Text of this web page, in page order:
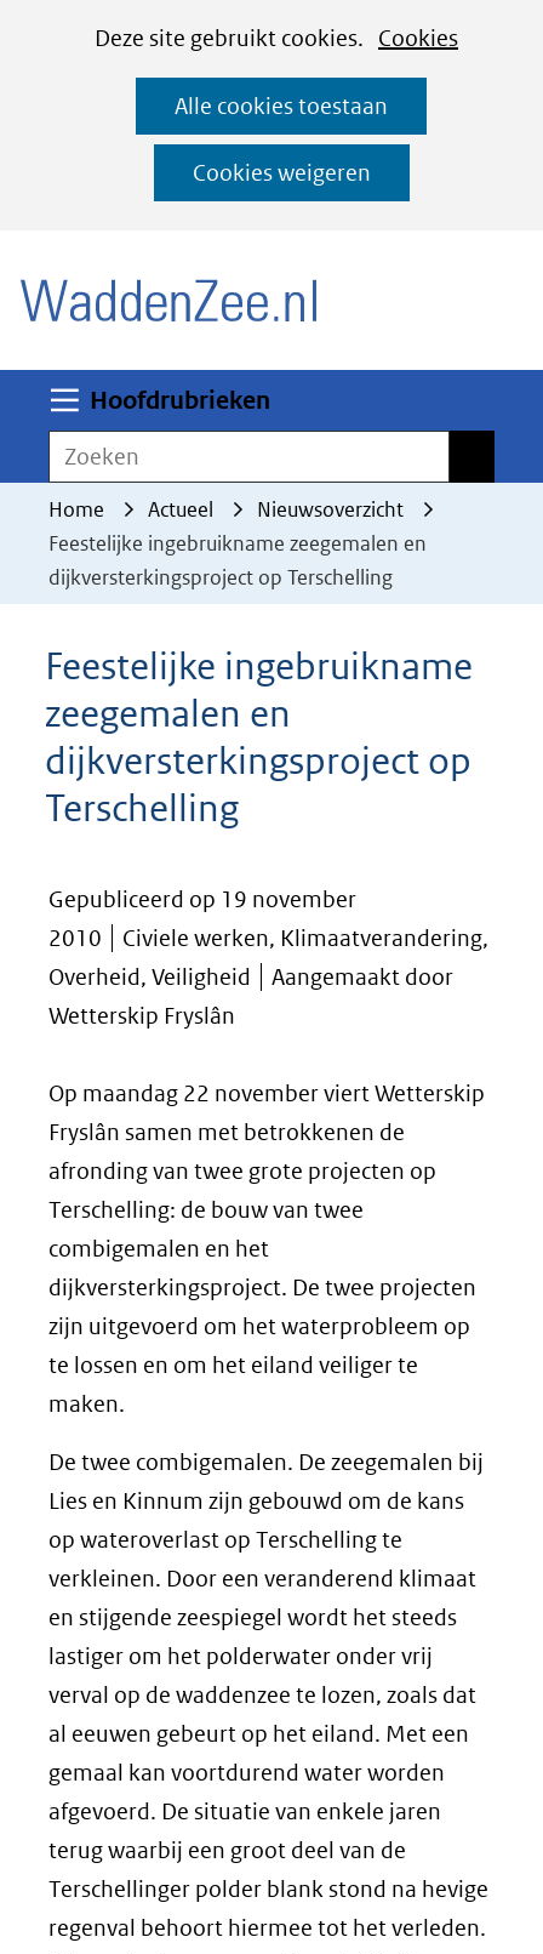
CookiesDeze site gebruikt cookies. Cookies
deze
worden
toegestaan
geweigerd.
Alle cookies toestaan
Cookies weigeren
Ga
naar
de
inhoud
Hoofdrubrieken
Zoeken
Home Actueel
Nieuwsoverzicht
Feestelijke ingebruikname zeegemalen en
dijkversterkingsproject op Terschelling
Feestelijke ingebruikname
zeegemalen en
dijkversterkingsproject op
Terschelling
Gepubliceerd op 19 november
2010
Civiele werken, Klimaatverandering,
Overheid, Veiligheid
Aangemaakt door
Wetterskip Fryslân
Op maandag 22 november viert Wetterskip
Fryslân samen met betrokkenen de
afronding van twee grote projecten op
Terschelling: de bouw van twee
combigemalen en het
dijkversterkingsproject. De twee projecten
zijn uitgevoerd om het waterprobleem op
te lossen en om het eiland veiliger te
maken.
De twee combigemalen. De zeegemalen bij
Lies en Kinnum zijn gebouwd om de kans
op wateroverlast op Terschelling te
verkleinen. Door een veranderend klimaat
en stijgende zeespiegel wordt het steeds
lastiger om het polderwater onder vrij
verval op de waddenzee te lozen, zoals dat
al eeuwen gebeurt op het eiland. Met een
gemaal kan voortdurend water worden
afgevoerd. De situatie van enkele jaren
terug waarbij een groot deel van de
Terschellinger polder blank stond na hevige
regenval behoort hiermee tot het verleden.